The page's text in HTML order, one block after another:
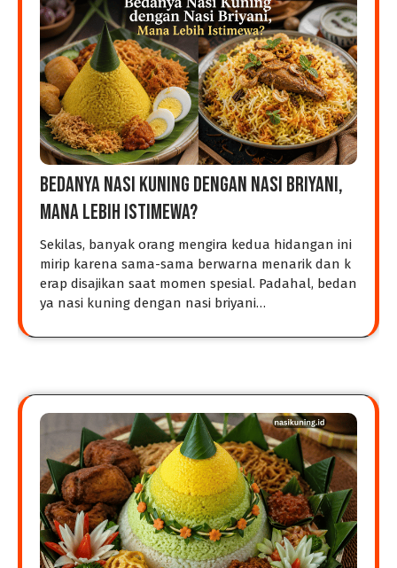
Bedanya Nasi Kuning dengan Nasi Briyani,
Mana Lebih Istimewa?
Sekilas, banyak orang mengira kedua hidangan ini
mirip karena sama-sama berwarna menarik dan k
erap disajikan saat momen spesial. Padahal, bedan
ya nasi kuning dengan nasi briyani…